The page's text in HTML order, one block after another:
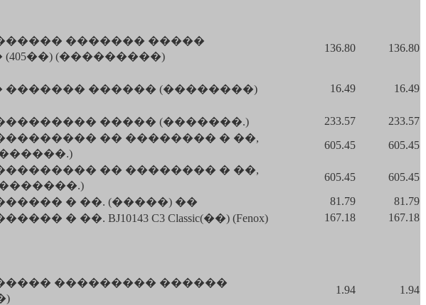
������� �����
(���������)
136.80 136.80
������� ������ (��������) 16.49
16.49
����� (�������.) 233.57
233.57
�� �������� � ��,
605.45 605.45
�� �������� � ��,
605.45
605.45
� ��. (�����) �� 81.79
81.79
� ��. BJ10143 C3 Classic(��) (Fenox) 167.18 167.18
��������� ������
1.94
1.94